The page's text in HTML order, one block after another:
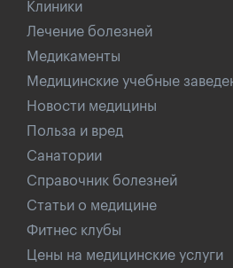
Клиники
Лечение болезней
Медикаменты
Медицинские учебные
Новости медицины
Польза и вред
Санатории
Справочник болезней
Статьи о медицине
Фитнес клубы
Цены на медицинские услуги